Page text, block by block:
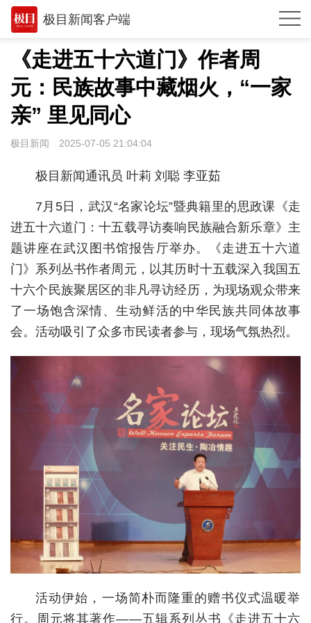
极目新闻客户端
推荐
观点
时政
湖北
环球
专题
极客圈
经济
城建
健康
汽车
房产
消费
创意
文化
《走进五十六道门》作者周
元：民族故事中藏烟火，“一家
亲” 里见同心
极目新闻 2025-07-05 21:04:04
极目新闻通讯员 叶莉 刘聪 李亚茹
7月5日，武汉“名家论坛”暨典籍里的思政课《走
进五十六道门：十五载寻访奏响民族融合新乐章》主
题讲座在武汉图书馆报告厅举办。《走进五十六道
门》系列丛书作者周元，以其历时十五载深入我国五
十六个民族聚居区的非凡寻访经历，为现场观众带来
了一场饱含深情、生动鲜活的中华民族共同体故事
会。活动吸引了众多市民读者参与，现场气氛热烈。
活动伊始，一场简朴而隆重的赠书仪式温暖举
行。周元将其著作——五辑系列丛书《走进五十六